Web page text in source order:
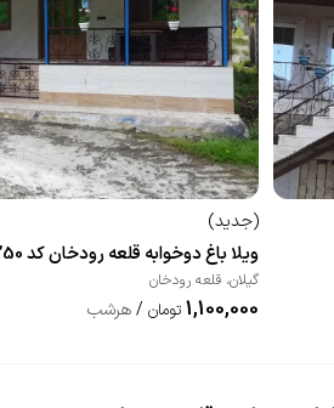
(جدید)
ویلا باغ دوخوابه قلعه رودخان کد 250
گیلان، قلعه رودخان
1,100,000 تومان /هرشب